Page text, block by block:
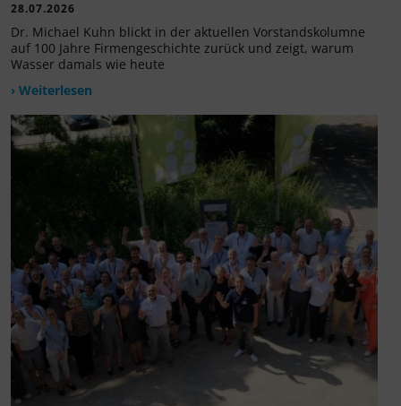
28.07.2026
Dr. Michael Kuhn blickt in der aktuellen Vorstandskolumne
auf 100 Jahre Firmengeschichte zurück und zeigt, warum
Wasser damals wie heute
› Weiterlesen